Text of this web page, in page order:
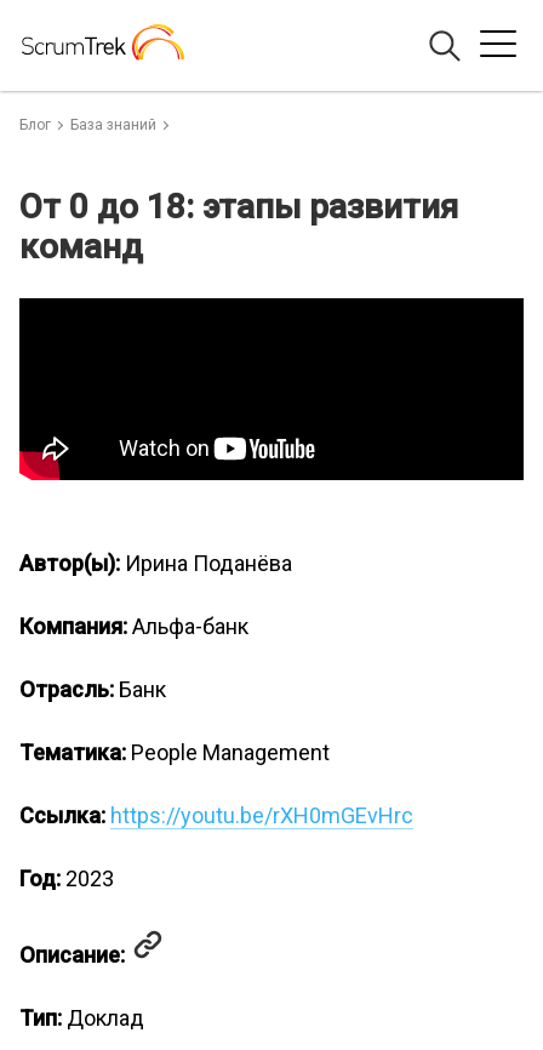
Блог База знаний
От 0 до 18: этапы развития
команд
Автор(ы): Ирина Поданёва
Компания:Альфа-банк
Отрасль: Банк
Тематика: People Management
Ссылка: https://youtu.be/rXH0mGEvHrc
Год: 2023
Описание:
Тип: Доклад